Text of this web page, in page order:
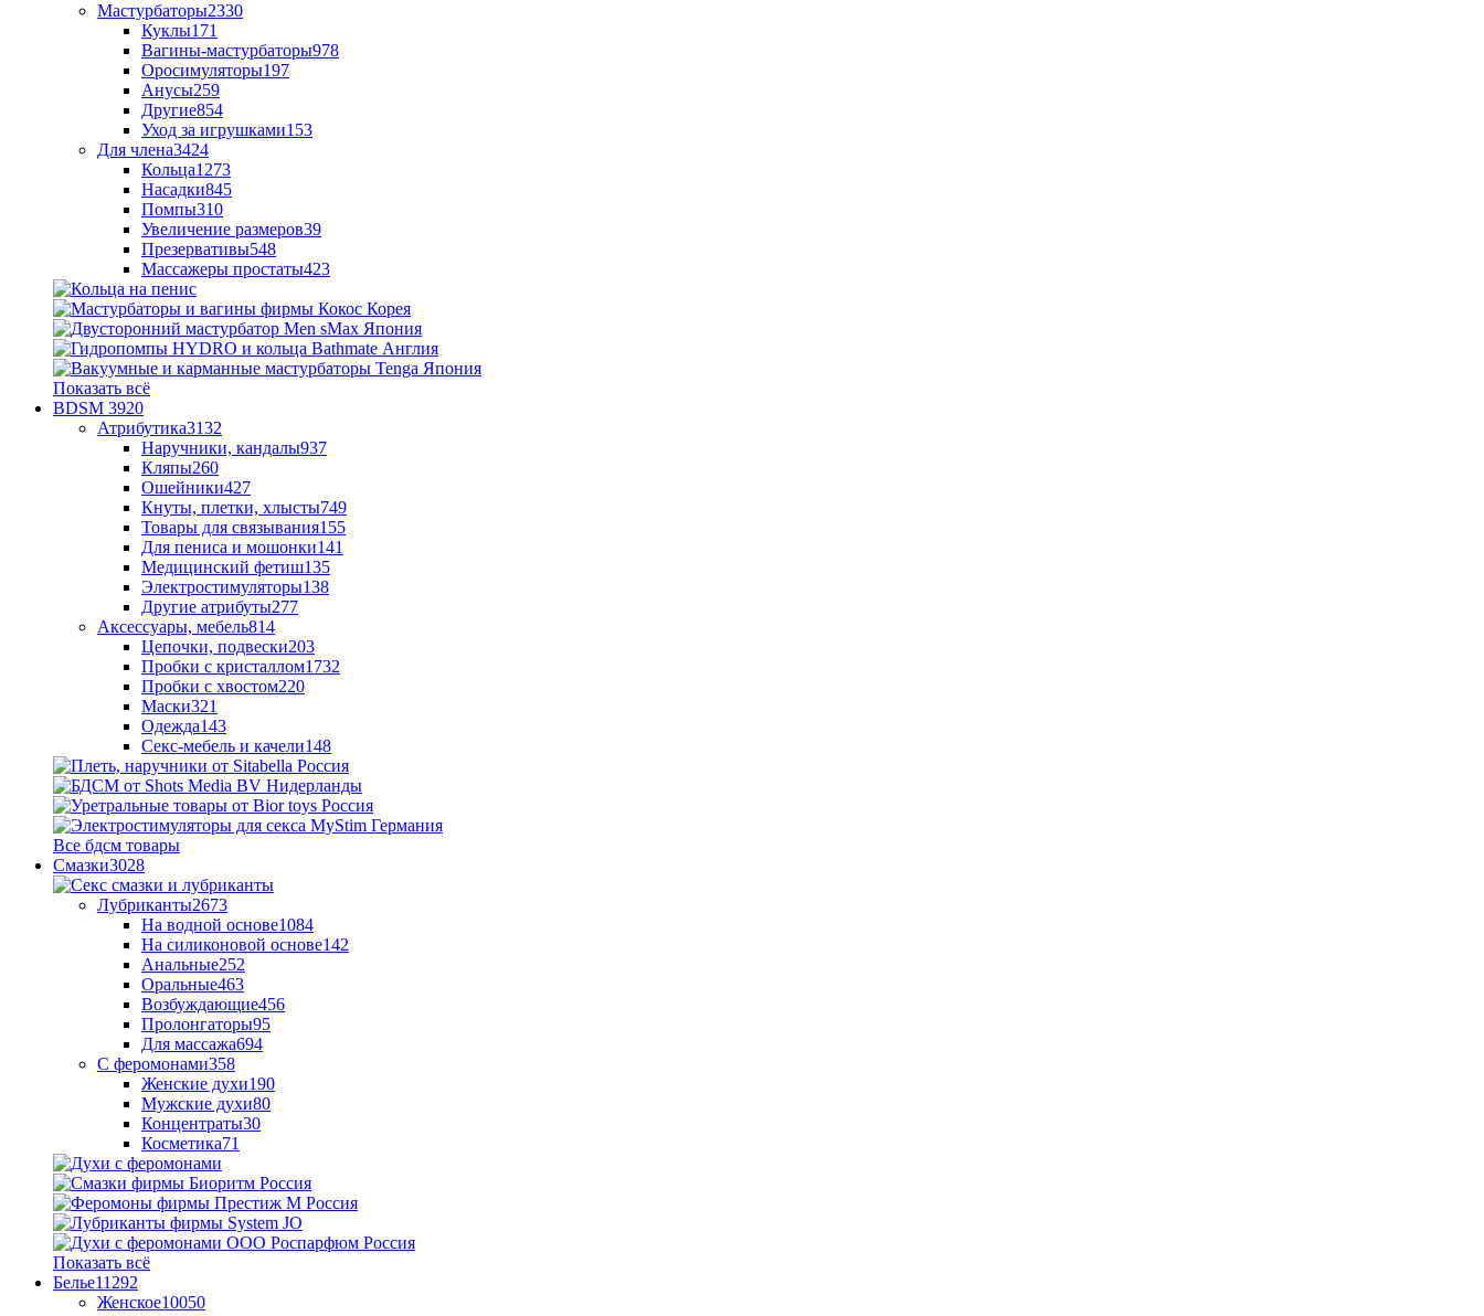
Мастурбаторы2330
Куклы171
Вагины-мастурбаторы978
Оросимуляторы197
Анусы259
Другие854
Уход за игрушками153
Для члена3424
Кольца1273
Насадки845
Помпы310
Увеличение размеров39
Презервативы548
Массажеры простаты423
Показать всё
BDSM 3920
Атрибутика3132
Наручники, кандалы937
Кляпы260
Ошейники427
Кнуты, плетки, хлысты749
Товары для связывания155
Для пениса и мошонки141
Медицинский фетиш135
Электростимуляторы138
Другие атрибуты277
Аксессуары, мебель814
Цепочки, подвески203
Пробки с кристаллом1732
Пробки с хвостом220
Маски321
Одежда143
Секс-мебель и качели148
Все бдсм товары
Смазки3028
Лубриканты2673
На водной основе1084
На силиконовой основе142
Анальные252
Оральные463
Возбуждающие456
Пролонгаторы95
Для массажа694
С феромонами358
Женские духи190
Мужские духи80
Концентраты30
Косметика71
Показать всё
Белье11292
Женское10050